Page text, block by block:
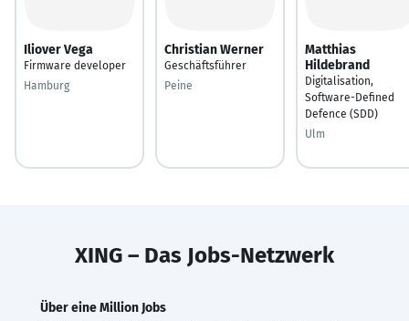
Iliover Vega
Firmware developer
Hamburg
Christian Werner
Geschäftsführer
Peine
Matthias
Hildebrand
Digitalisation,
Software-Defined
Defence (SDD)
Ulm
XING – Das Jobs-Netzwerk
Über eine Million Jobs